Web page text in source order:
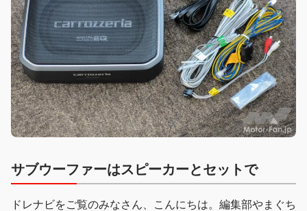
サブウーファーはスピーカーとセットで
ドレナビをご覧のみなさん、こんにちは。編集部やまぐち